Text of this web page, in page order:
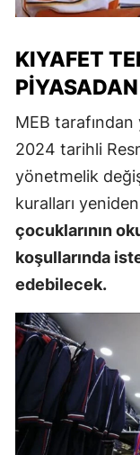
KIYAFET
MEB tarafından
2024 tarihli
yönetmelik
kuralları
çocuklarının
koşullarında
edebilecek.